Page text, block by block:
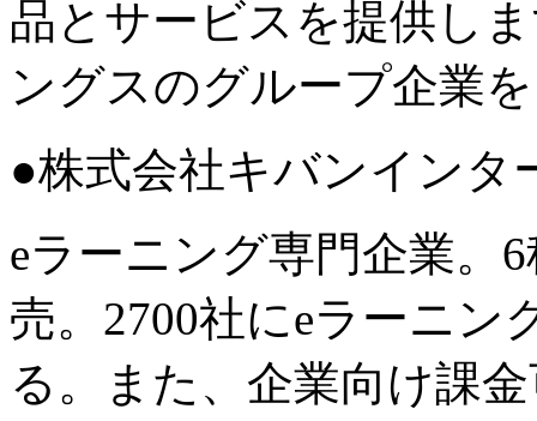
品とサービスを提供し
ングスのグループ企業
●株式会社キバンインタ
eラーニング専門企業。
売。2700社にeラーニン
る。また、企業向け課